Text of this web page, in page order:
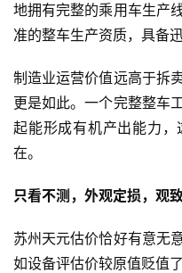
地拥有完整的乘用车生产
准的整车生产资质，具备
制造业运营价值远高于拆
更是如此。一个完整整车
起能形成有机产出能力
在。
只看不测 ，外观定损， 观
苏州天元估价恰好有意无
如设备评估价较原值贬值了